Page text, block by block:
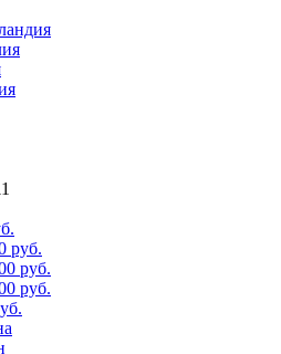
руб.
руб.
руб.